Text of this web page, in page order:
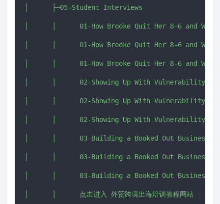
│      ├─05-Student Interviews
│      │      01-How Brooke Quit Her 8-6 and Went
│      │      01-How Brooke Quit Her 8-6 and Went
│      │      01-How Brooke Quit Her 8-6 and
│      │      02-Showing Up With Vulnerability w-
│      │      02-Showing Up With Vulnerability w-
│      │      02-Showing Up With Vulnerability
│      │      03-Building a Booked Out Business w
│      │      03-Building a Booked Out Business w
│      │      03-Building a Booked Out Business w
│      │      点击进入 外贸跨境出海培训教程网站 -